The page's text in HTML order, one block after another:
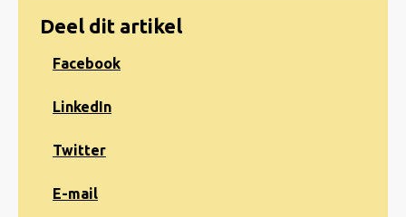
Deel dit artikel
Share
Facebook
Facebook
Share
LinkedIn
LinkedIn
Share
Twitter
Twitter
Share
E-mail